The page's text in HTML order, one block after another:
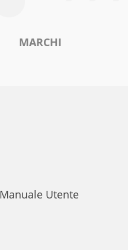
MARCHI
Utente